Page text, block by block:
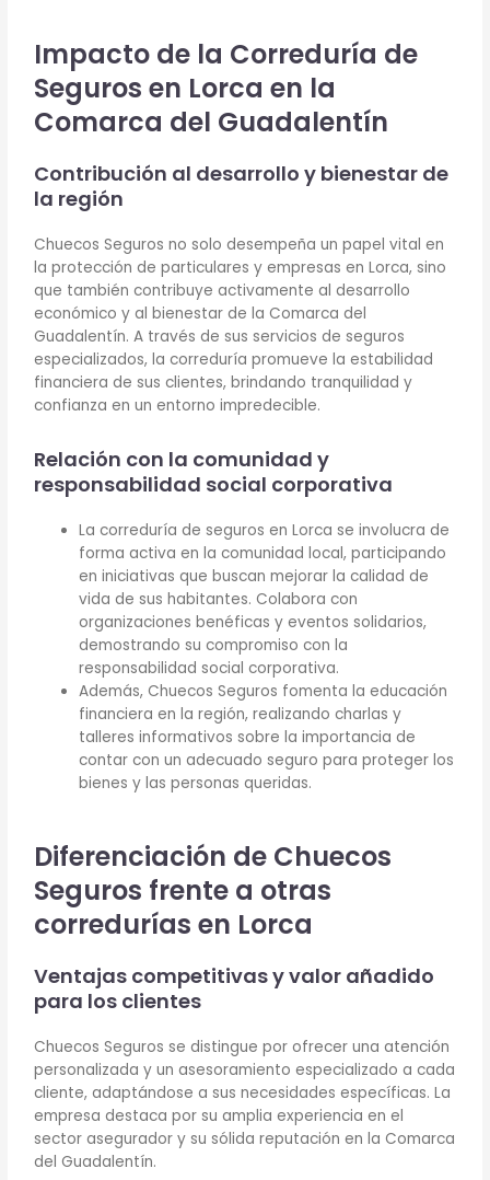
Impacto de la Correduría de
Seguros en Lorca en la
Comarca del Guadalentín
Contribución al desarrollo y bienestar de
la región
Chuecos Seguros no solo desempeña un papel vital en
la protección de particulares y empresas en Lorca, sino
que también contribuye activamente al desarrollo
económico y al bienestar de la Comarca del
Guadalentín. A través de sus servicios de seguros
especializados, la correduría promueve la estabilidad
financiera de sus clientes, brindando tranquilidad y
confianza en un entorno impredecible.
Relación con la comunidad y
responsabilidad social corporativa
La correduría de seguros en Lorca se involucra de
forma activa en la comunidad local, participando
en iniciativas que buscan mejorar la calidad de
vida de sus habitantes. Colabora con
organizaciones benéficas y eventos solidarios,
demostrando su compromiso con la
responsabilidad social corporativa.
Además, Chuecos Seguros fomenta la educación
financiera en la región, realizando charlas y
talleres informativos sobre la importancia de
contar con un adecuado seguro para proteger los
bienes y las personas queridas.
Diferenciación de Chuecos
Seguros frente a otras
corredurías en Lorca
Ventajas competitivas y valor añadido
para los clientes
Chuecos Seguros se distingue por ofrecer una atención
personalizada y un asesoramiento especializado a cada
cliente, adaptándose a sus necesidades específicas. La
empresa destaca por su amplia experiencia en el
sector asegurador y su sólida reputación en la Comarca
del Guadalentín.